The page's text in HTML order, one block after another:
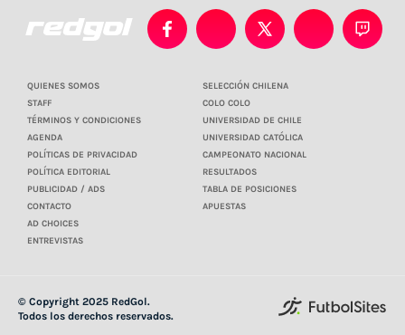
QUIENES SOMOS
STAFF
TÉRMINOS Y CONDICIONES
AGENDA
POLÍTICAS DE PRIVACIDAD
POLÍTICA EDITORIAL
PUBLICIDAD / ADS
CONTACTO
AD CHOICES
ENTREVISTAS
SELECCIÓN CHILENA
COLO COLO
UNIVERSIDAD DE CHILE
UNIVERSIDAD CATÓLICA
CAMPEONATO NACIONAL
RESULTADOS
TABLA DE POSICIONES
APUESTAS
© Copyright 2025 RedGol.
Todos los derechos reservados.